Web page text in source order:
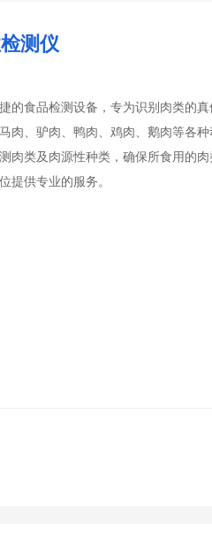
测仪
的食品检测设备，专为识别肉类的
肉、驴肉、鸭肉、鸡肉、鹅肉等各
肉类及肉源性种类，确保所食用的
提供专业的服务。